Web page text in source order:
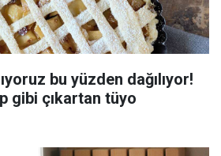
bu yüzden dağılıyor!
gibi çıkartan tüyo